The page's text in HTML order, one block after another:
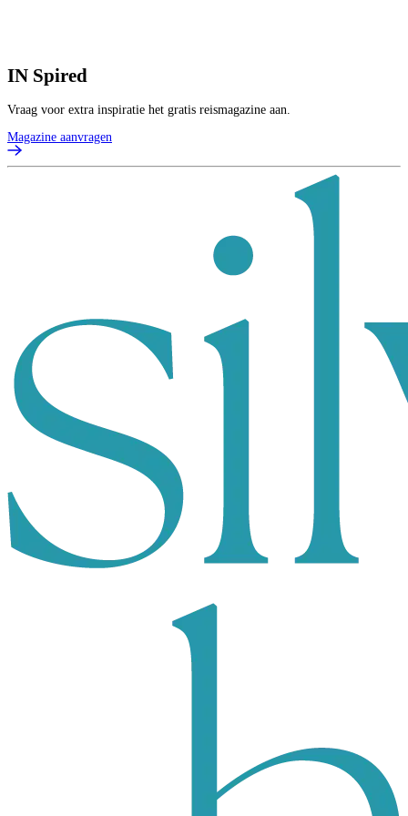
IN Spired
Vraag voor extra inspiratie het gratis reismagazine aan.
Magazine aanvragen